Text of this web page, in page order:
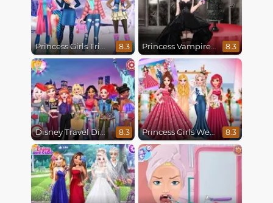
Princess Girls Trip To Aspen 8.3 Princess Vampire Wedding Makeover 8.3
Disney Travel Diaries: City Break 8.3 Princess Girls Wedding Trip 8.3